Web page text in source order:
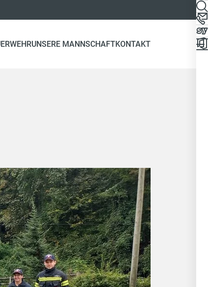
UNSERE MANNSCHAFTKONTAKT